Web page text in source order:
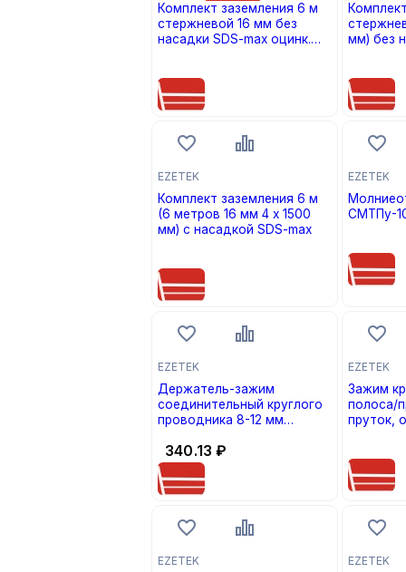
Комплект заземления 6 м
стержневой 16 мм без
насадки SDS-max оцинк.
Комплект
мм) без
EZETEK
Комплект заземления 6 м
(6 метров 16 мм 4 х 1500
мм) с насадкой SDS-max
EZETEK
СМТПу-
EZETEK
Держатель-зажим
соединительный круглого
проводника 8-12 мм
340.13 ₽
EZETEK
Зажим
полоса/
пруток,
EZETEK EZETEK